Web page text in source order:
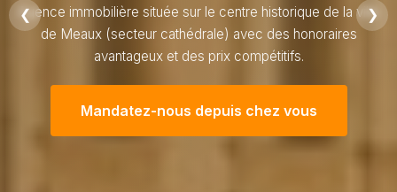
❮ ❯
Agence immobilière située sur le centre historique de la ville
de Meaux (secteur cathédrale) avec des honoraires
avantageux et des prix compétitifs.
Mandatez-nous depuis chez vous